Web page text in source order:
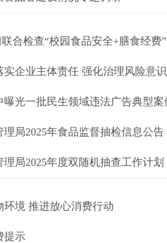
合检查“校园食品安全+膳食经费”
实企业主体责任 强化治理风险意
光一批民生领域违法广告典型案
局2025年食品监督抽检信息公告
局2025年度双随机抽查工作计划
环境 推进放心消费行动
提示